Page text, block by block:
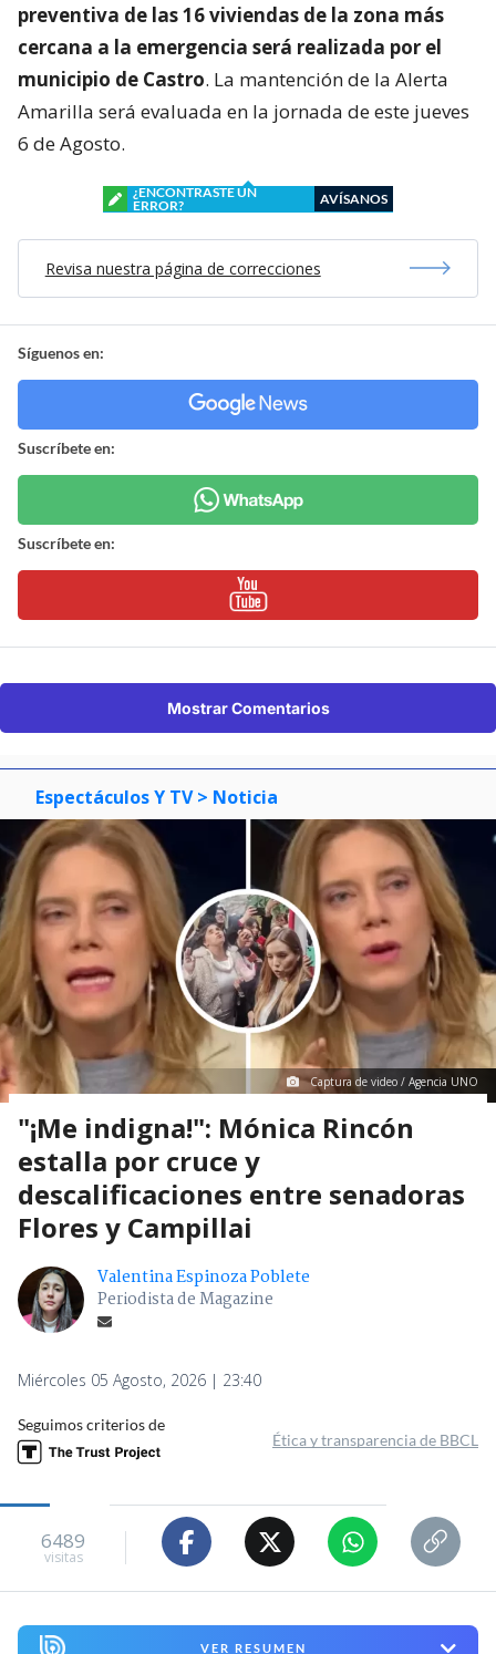
preventiva de las 16 viviendas de la zona más
cercana a la emergencia será realizada por el
municipio de Castro. La mantención de la Alerta
Amarilla será evaluada en la jornada de este jueves
6 de Agosto.
¿ENCONTRASTE UN
ERROR?
AVÍSANOS
Revisa nuestra página de correcciones
Síguenos en:
Suscríbete en:
Suscríbete en:
Mostrar Comentarios
Espectáculos Y TV > Noticia
Captura de video / Agencia UNO
"¡Me indigna!": Mónica Rincón
estalla por cruce y
descalificaciones entre senadoras
Flores y Campillai
Valentina Espinoza Poblete
Periodista de Magazine
Miércoles 05 Agosto, 2026 | 23:40
Seguimos criterios de
Ética y transparencia de BBCL
6489
visitas
VER RESUMEN